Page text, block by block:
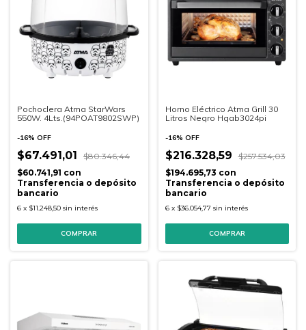
Pochoclera Atma StarWars
550W. 4Lts.(94POAT9802SWP)
-16% OFF
$67.491,01
$80.346,44
$60.741,91 con
Transferencia o depósito
bancario
6 x $11.248,50 sin interés
Horno Eléctrico Atma Grill 30
Litros Negro Hgab3024pi
-16% OFF
$216.328,59
$257.534,03
$194.695,73 con
Transferencia o depósito
bancario
6 x $36.054,77 sin interés